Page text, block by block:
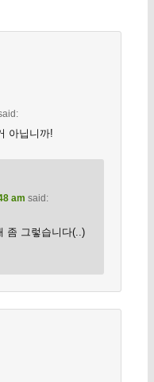
아닙니까!
am said:
좀 그렇습니다(..)